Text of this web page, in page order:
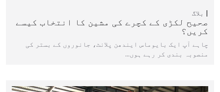
بلاگ
صحیح لکڑی کے کچرے کی مشین کا انتخاب کیسے
کریں؟
چاہے آپ ایک بایوماس ایندھن پلانٹ، جانوروں کے بستر کی
منصوبہ بندی کر رہے ہوں…